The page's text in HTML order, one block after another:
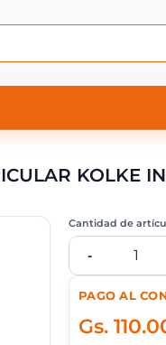
KVR-
KOLKE
PAGO AL
Gs.
Cantidad de
- 1